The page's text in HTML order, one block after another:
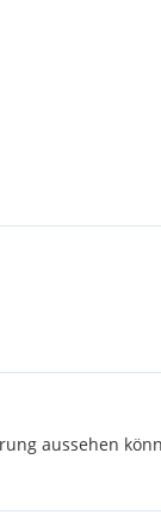
aussehen